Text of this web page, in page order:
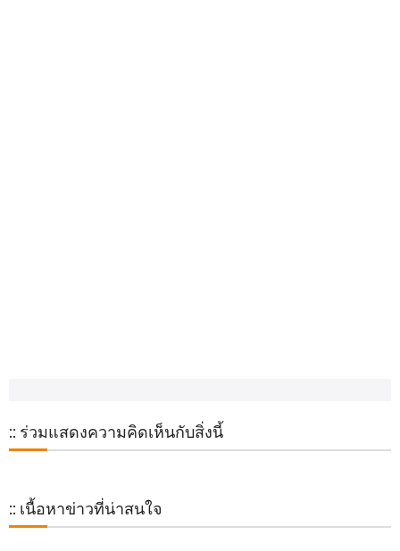
:: ร่วมแสดงความคิดเห็นกับสิ่งนี้
:: เนื้อหาข่าวที่น่าสนใจ